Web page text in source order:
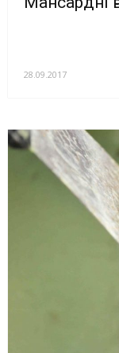
28.09.2017